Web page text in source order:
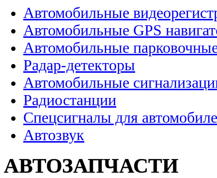
Автомобильные
Автомобильные GPS
Автомобильные
Радар-детекторы
Автомобильные
Радиостанции
Спецсигналы для
Автозвук
АВТОЗАПЧАСТИ